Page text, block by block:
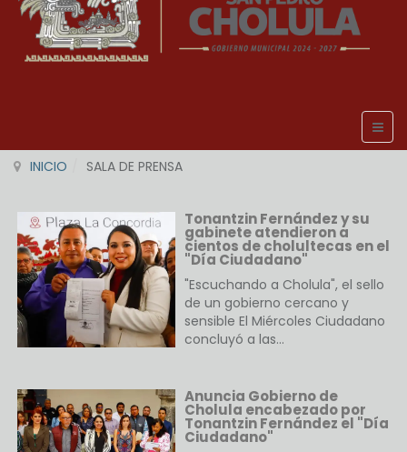
INICIO SALA DE PRENSA
Tonantzin Fernández y su
gabinete atendieron a
cientos de cholultecas en el
"Día Ciudadano"
"Escuchando a Cholula", el sello
de un gobierno cercano y
sensible El Miércoles Ciudadano
concluyó a las…
Anuncia Gobierno de
Cholula encabezado por
Tonantzin Fernández el "Día
Ciudadano"